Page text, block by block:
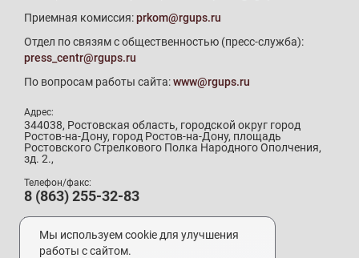
Приемная комиссия:prkom@rgups.ru
Отдел по связям с общественностью (пресс-служба):
press_centr@rgups.ru
По вопросам работы сайта:www@rgups.ru
Адрес:
344038, Ростовская область, городской округ город
Ростов-на-Дону, город Ростов-на-Дону, площадь
Ростовского Стрелкового Полка Народного Ополчения,
зд. 2.,
Телефон/факс:
8 (863) 255-32-83
Телефон приемной комиссии:
8 (800) 707-19-29
8 (863) 272-64-88
Мы используем cookie для улучшения
работы с сайтом.